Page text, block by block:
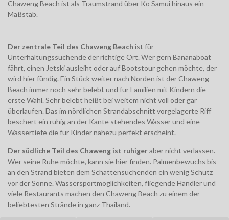
Chaweng Beach ist als Traumstrand über Ko Samui hinaus ein
Maßstab.
Der zentrale Teil des Chaweng Beach ist für
Unterhaltungssuchende der richtige Ort. Wer gern Bananaboat
fährt, einen Jetski ausleiht oder auf Bootstour gehen möchte, der
wird hier fündig. Ein Stück weiter nach Norden ist der Chaweng
Beach immer noch sehr belebt und für Familien mit Kindern die
erste Wahl. Sehr belebt heißt bei weitem nicht voll oder gar
überlaufen. Das im nördlichen Strandabschnitt vorgelagerte Riff
beschert ein ruhig an der Kante stehendes Wasser und eine
Wassertiefe die für Kinder nahezu perfekt erscheint.
Der südliche Teil des Chaweng ist ruhigeraber nicht verlassen.
Wer seine Ruhe möchte, kann sie hier finden. Palmenbewuchs bis
an den Strand bieten dem Schattensuchenden ein wenig Schutz
vor der Sonne. Wassersportmöglichkeiten, fliegende Händler und
viele Restaurants machen den Chaweng Beach zu einem der
beliebtesten Strände in ganz Thailand.